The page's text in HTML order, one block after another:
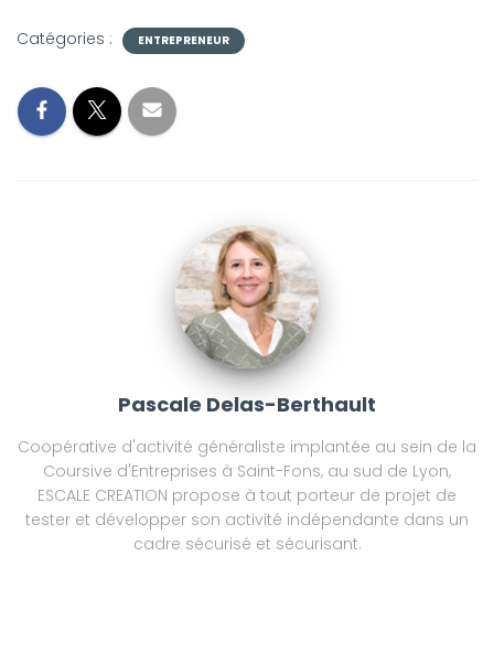
Catégories : ENTREPRENEUR
Pascale Delas-Berthault
Coopérative d'activité généraliste implantée au sein de la
Coursive d'Entreprises à Saint-Fons, au sud de Lyon,
ESCALE CREATION propose à tout porteur de projet de
tester et développer son activité indépendante dans un
cadre sécurisé et sécurisant.